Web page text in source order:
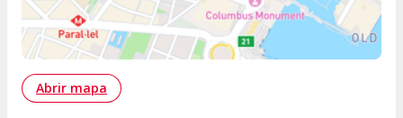
Abrir mapa